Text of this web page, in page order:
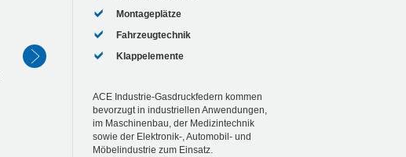
Montageplätze
Fahrzeugtechnik
Klappelemente
ACE Industrie-Gasdruckfedern kommen
bevorzugt in industriellen Anwendungen,
im Maschinenbau, der Medizintechnik
sowie der Elektronik-, Automobil- und
Möbelindustrie zum Einsatz.